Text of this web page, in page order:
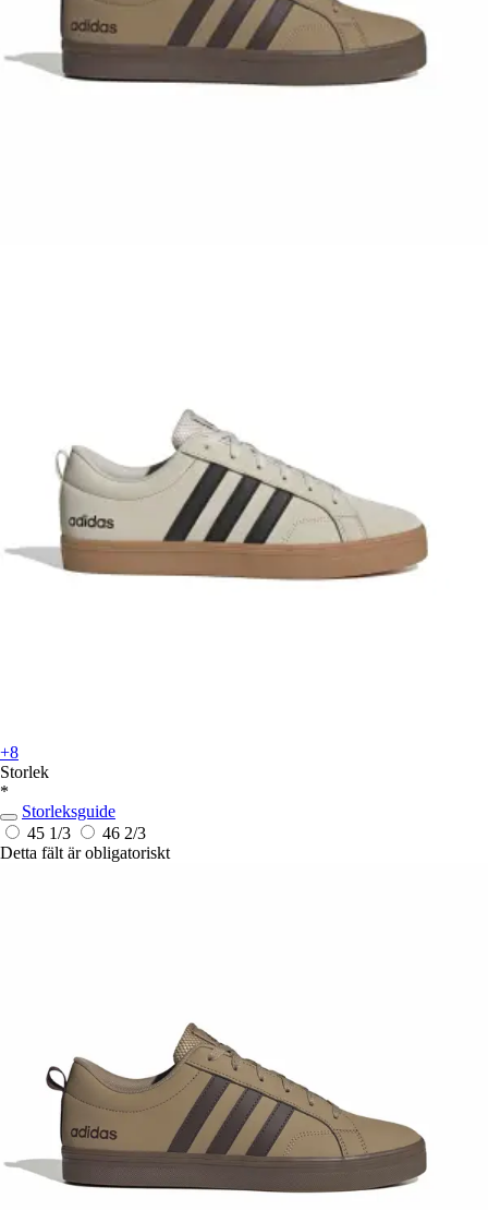
+8
Storlek
*
Storleksguide
45 1/3
46 2/3
Detta fält är obligatoriskt